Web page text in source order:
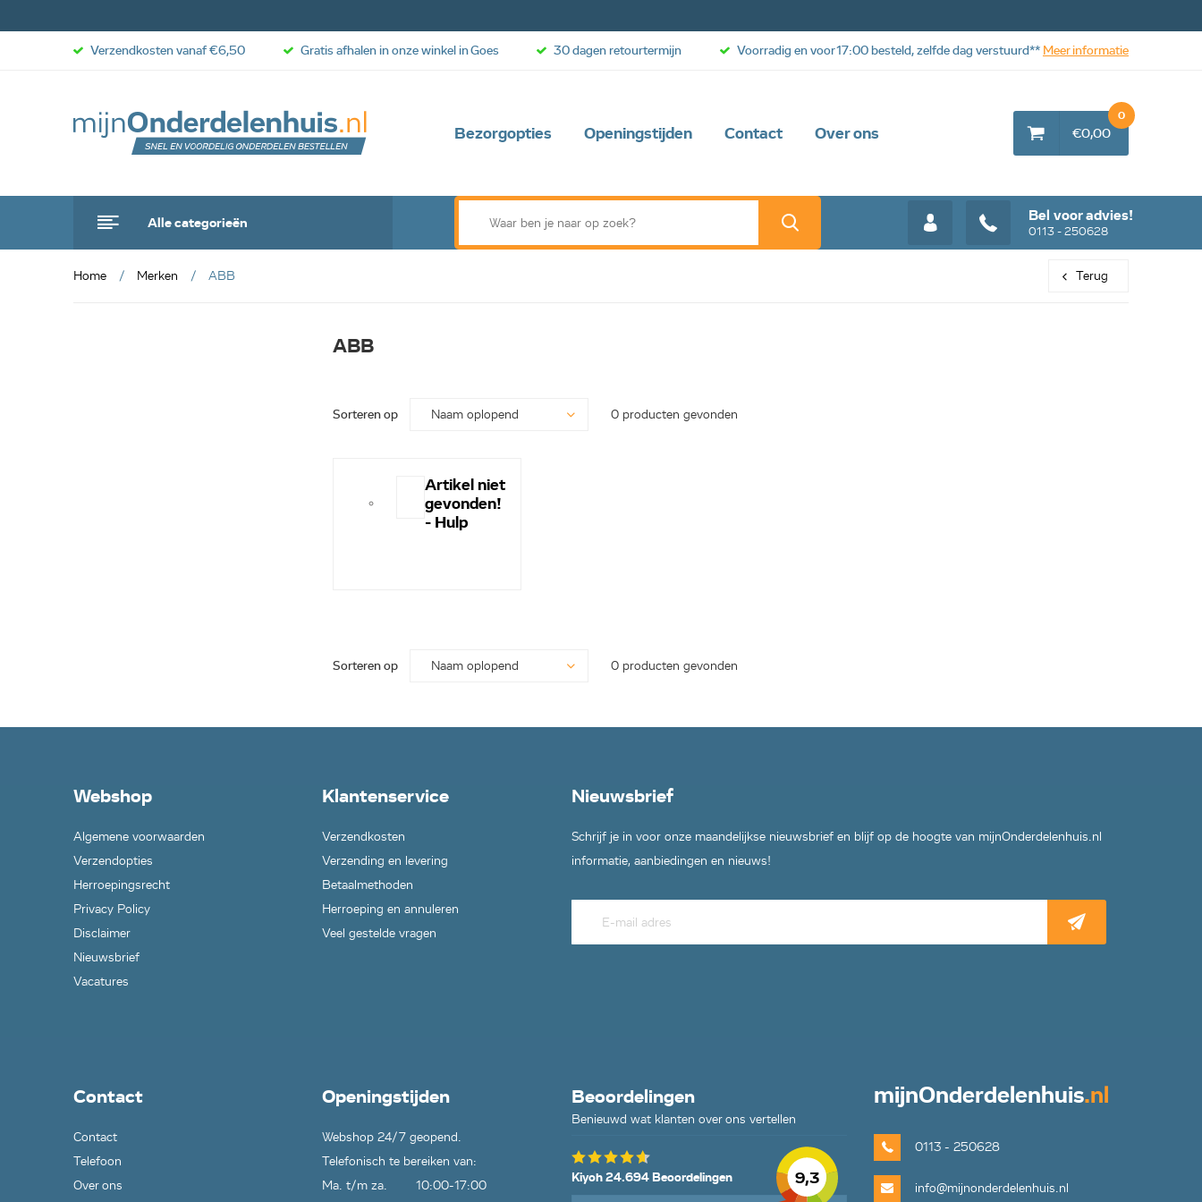
Bezorgopties Openingstijden Contact Over ons
Alle categorieën Bel voor advies!
0113 - 250628
€0,00
0
Verzendkosten vanaf €6,50 Gratis afhalen in onze winkel in Goes 30 dagen retourtermijn Voorradig en voor 17:00 besteld, zelfde dag verstuurd** Meer informatie
Home Merken ABB Terug
ABB
Sorteren op 0 producten gevonden
Artikel niet
gevonden!
- Hulp
Sorteren op 0 producten gevonden
Webshop
Algemene voorwaarden
Verzendopties
Herroepingsrecht
Privacy Policy
Disclaimer
Nieuwsbrief
Vacatures
Klantenservice
Verzendkosten
Verzending en levering
Betaalmethoden
Herroeping en annuleren
Veel gestelde vragen
Nieuwsbrief
Schrijf je in voor onze maandelijkse nieuwsbrief en blijf op de hoogte van mijnOnderdelenhuis.nl
informatie, aanbiedingen en nieuws!
Contact
Contact
Telefoon
Over ons
Openingstijden
Webshop 24/7 geopend.
Telefonisch te bereiken van:
Ma. t/m za.
10:00-17:00
Beoordelingen
Benieuwd wat klanten over ons vertellen
9,3
Kiyoh 24.694 Beoordelingen
mijnOnderdelenhuis.nl
0113 - 250628
info@mijnonderdelenhuis.nl